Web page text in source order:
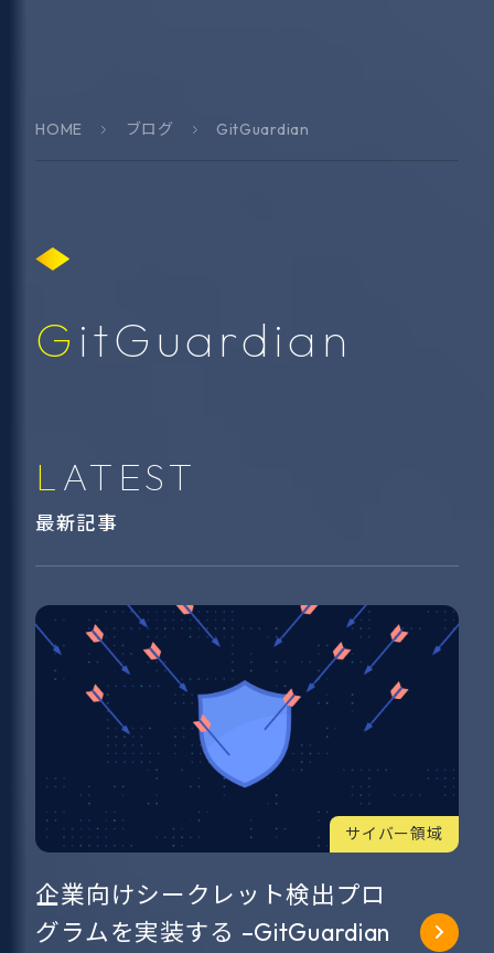
HOME ブログ GitGuardian
GitGuardian
LATEST
最新記事
サイバー領域
企業向けシークレット検出プロ
グラムを実装する –GitGuardian